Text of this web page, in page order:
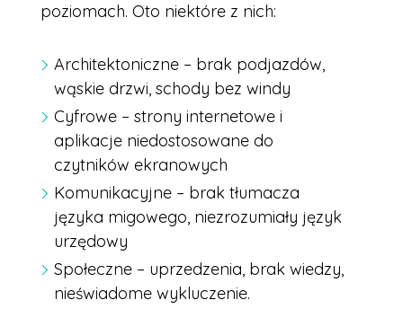
poziomach. Oto niektóre z nich:
Architektoniczne – brak podjazdów,
wąskie drzwi, schody bez windy
Cyfrowe – strony internetowe i
aplikacje niedostosowane do
czytników ekranowych
Komunikacyjne – brak tłumacza
języka migowego, niezrozumiały język
urzędowy
Społeczne – uprzedzenia, brak wiedzy,
nieświadome wykluczenie.